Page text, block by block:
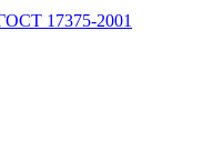
17375-2001